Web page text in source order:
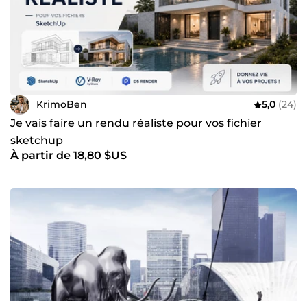
KrimoBen 5,0 (24)
Je vais faire un rendu réaliste pour vos fichier
sketchup
À partir de 18,80 $US